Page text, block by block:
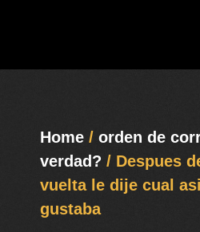
Home / orden de
verdad? / Despues
vuelta le dije cual
gustaba